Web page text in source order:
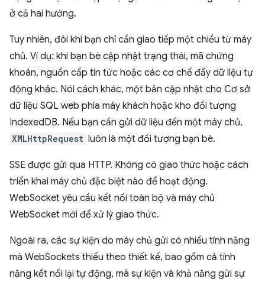
ở cả hai hướng.
Tuy nhiên, đôi khi bạn chỉ cần giao tiếp một chiều từ máy
chủ. Ví dụ: khi bạn bè cập nhật trạng thái, mã chứng
khoán, nguồn cấp tin tức hoặc các cơ chế đẩy dữ liệu tự
động khác. Nói cách khác, một bản cập nhật cho Cơ sở
dữ liệu SQL web phía máy khách hoặc kho đối tượng
IndexedDB. Nếu bạn cần gửi dữ liệu đến một máy chủ,
XMLHttpRequest luôn là một đối tượng bạn bè.
SSE được gửi qua HTTP. Không có giao thức hoặc cách
triển khai máy chủ đặc biệt nào để hoạt động.
WebSocket yêu cầu kết nối toàn bộ và máy chủ
WebSocket mới để xử lý giao thức.
Ngoài ra, các sự kiện do máy chủ gửi có nhiều tính năng
mà WebSockets thiếu theo thiết kế, bao gồm cả tính
năng kết nối lại tự động, mã sự kiện và khả năng gửi sự